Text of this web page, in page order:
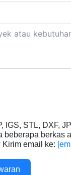
IGS, STL, DXF,
beberapa berkas
Kirim email ke: